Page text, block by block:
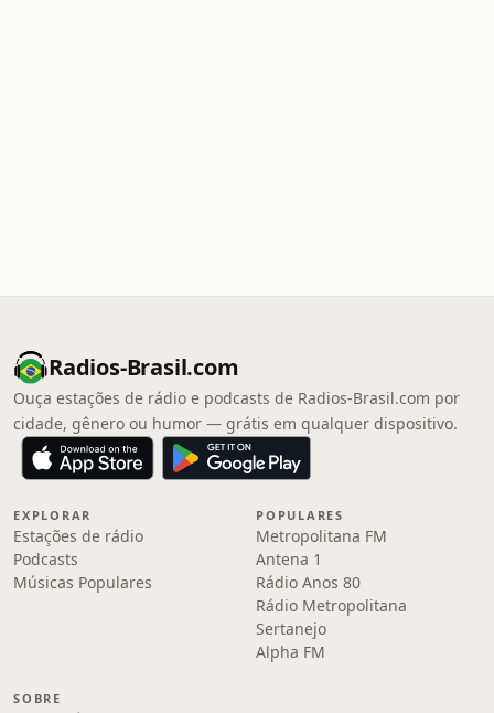
Radios-Brasil.com
Ouça estações de rádio e podcasts de Radios-Brasil.com por
cidade, gênero ou humor — grátis em qualquer dispositivo.
EXPLORAR
Estações de rádio
Podcasts
Músicas Populares
POPULARES
Metropolitana FM
Antena 1
Rádio Anos 80
Rádio Metropolitana
Sertanejo
Alpha FM
SOBRE